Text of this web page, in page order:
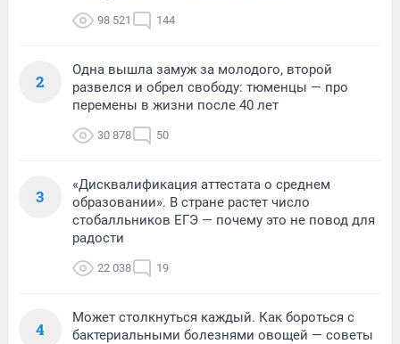
98 521 144
2
Одна вышла замуж за молодого, второй
развелся и обрел свободу: тюменцы — про
перемены в жизни после 40 лет
30 878 50
3
«Дисквалификация аттестата о среднем
образовании». В стране растет число
стобалльников ЕГЭ — почему это не повод для
радости
22 038 19
4
Может столкнуться каждый. Как бороться с
бактериальными болезнями овощей — советы